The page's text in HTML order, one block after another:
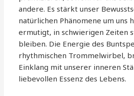
andere. Es stärkt unser
natürlichen Phänomene um uns
ermutigt, in schwierigen Zeiten
bleiben. Die Energie des
rhythmischen Trommelwirbel,
Einklang mit unserer inneren
liebevollen Essenz des Lebens.